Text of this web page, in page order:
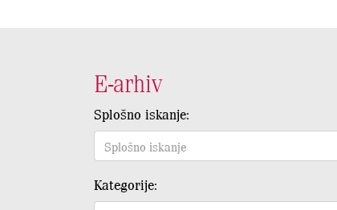
E-arhiv
Splošno iskanje:
Kategorije: